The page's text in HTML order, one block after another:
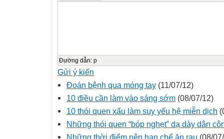
Đường dẫn: p
Gửi ý kiến
Đoán bệnh qua móng tay (11/07/12)
10 điều cần làm vào sáng sớm (08/07/12)
10 thói quen xấu làm suy yếu hệ miễn dịch
Những thói quen “bóp nghẹt” dạ dày dân
Những thời điểm nên hạn chế ăn rau (08/